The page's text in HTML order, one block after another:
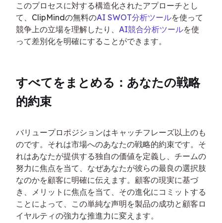
このプロセスに対する構造化されたアプローチとし
て、ClipMindの無料のAI SWOT分析ツールを使って
競争上の立場を理解したり、 AI競合分析ツールを使
って差別化を明確にすることができます。
すべてをまとめる：あなたの戦略
的約束
バリュープロポジションはキャッチフレーズ以上のも
のです。それは市場へのあなたの戦略的約束です。そ
れはあなたが提供する独自の価値を定義し、チームの
努力に焦点を当て、なぜあなたが彼らの最良の選択肢
なのかを顧客に明確に伝えます。顧客の現実に基づ
き、メリットに焦点を当て、その進化にコミットする
ことによって、この単純な声明を製品の成功と顧客ロ
イヤルティの強力な推進力に変えます。